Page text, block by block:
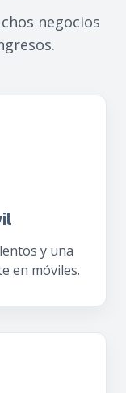
negocios
y una
en móviles.